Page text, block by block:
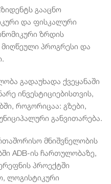
გააცნო
და ფისკალური
ზრდის
პროგრესი და
გადაუხადა ქვეყანაში
ინვესტიციებისთვის,
როგორიცაა: გზები,
განვითარება.
მნიშვნელობის
ADB-ის ჩართულობაზე,
პროექტში
ლოგისტიკური